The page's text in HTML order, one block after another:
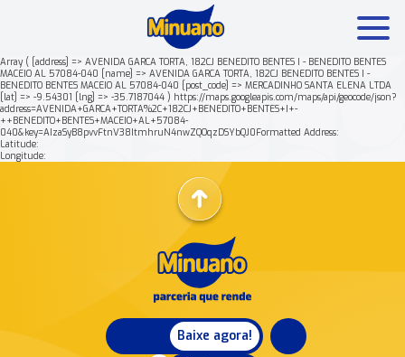
Array ( [address] => AVENIDA GARCA TORTA, 182CJ BENEDITO BENTES I - BENEDITO BENTES
MACEIO AL 57084-040 [name] => AVENIDA GARCA TORTA, 182CJ BENEDITO BENTES I -
BENEDITO BENTES MACEIO AL 57084-040 [post_code] => MERCADINHO SANTA ELENA LTDA
[lat] => -9.54301 [lng] => -35.7187044 ) https://maps.googleapis.com/maps/api/geocode/json?
address=AVENIDA+GARCA+TORTA%2C+182CJ+BENEDITO+BENTES+I+-
++BENEDITO+BENTES+MACEIO+AL+57084-
040&key=AIzaSyB8pvvFtnV38ItmhruN4nwZQOqzDSYbQJ0Formatted Address:
Latitude:
Longitude:
Baixe agora!
Mais buscados: Produtos Minuano Rende +
Nossa história